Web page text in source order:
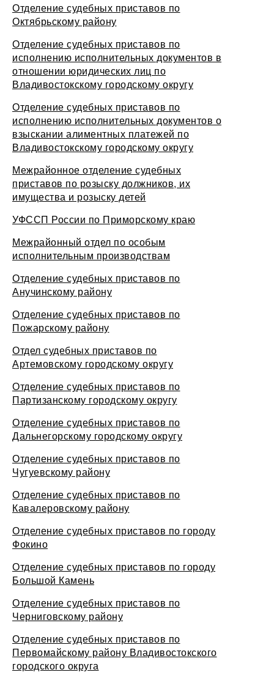
Отделение судебных приставов по
Октябрьскому району
Отделение судебных приставов по
исполнению исполнительных документов в
отношении юридических лиц по
Владивостокскому городскому округу
Отделение судебных приставов по
исполнению исполнительных документов о
взыскании алиментных платежей по
Владивостокскому городскому округу
Межрайонное отделение судебных
приставов по розыску должников, их
имущества и розыску детей
УФССП России по Приморскому краю
Межрайонный отдел по особым
исполнительным производствам
Отделение судебных приставов по
Анучинскому району
Отделение судебных приставов по
Пожарскому району
Отдел судебных приставов по
Артемовскому городскому округу
Отделение судебных приставов по
Партизанскому городскому округу
Отделение судебных приставов по
Дальнегорскому городскому округу
Отделение судебных приставов по
Чугуевскому району
Отделение судебных приставов по
Кавалеровскому району
Отделение судебных приставов по городу
Фокино
Отделение судебных приставов по городу
Большой Камень
Отделение судебных приставов по
Черниговскому району
Отделение судебных приставов по
Первомайскому району Владивостокского
городского округа